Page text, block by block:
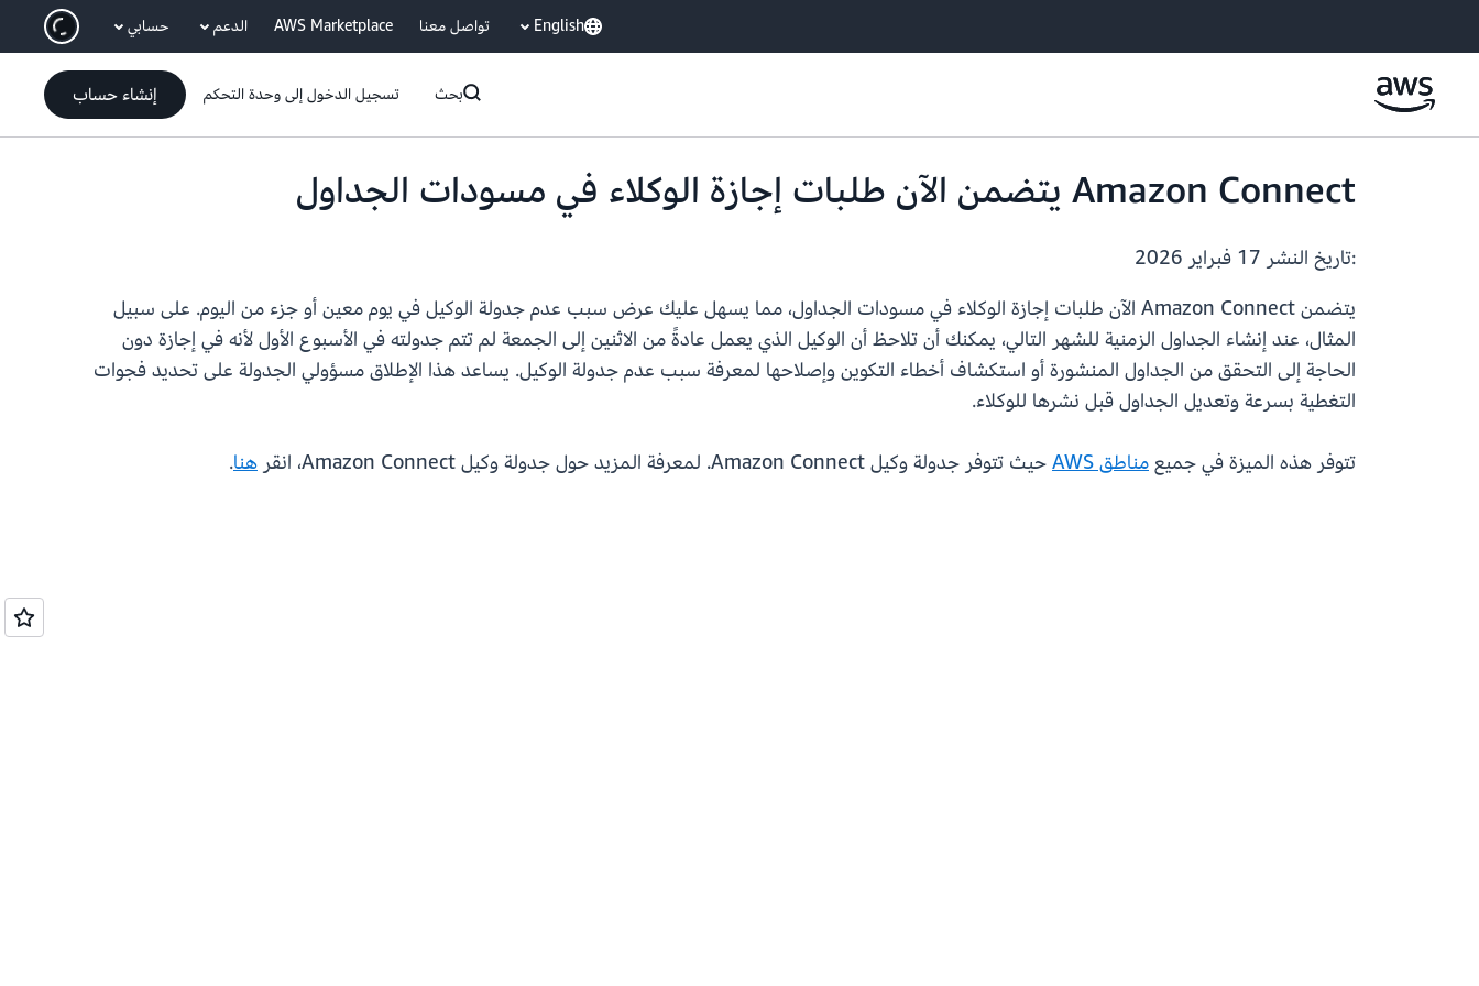
انتقل إلى المحتوى الرئيسي English تواصل معنا AWS Marketplace الدعم حسابي
بحث تسجيل الدخول إلى وحدة التحكم إنشاء حساب
Amazon Connect يتضمن الآن طلبات إجازة الوكلاء في مسودات الجداول
:تاريخ النشر
يتضمن Amazon Connect الآن طلبات إجازة الوكلاء في مسودات الجداول، مما يسهل عليك عرض سبب عدم جدولة الوكيل في يوم معين أو جزء من اليوم. على سبيل
المثال، عند إنشاء الجداول الزمنية للشهر التالي، يمكنك أن تلاحظ أن الوكيل الذي يعمل عادةً من الاثنين إلى الجمعة لم تتم جدولته في الأسبوع الأول لأنه في إجازة دون
الحاجة إلى التحقق من الجداول المنشورة أو استكشاف أخطاء التكوين وإصلاحها لمعرفة سبب عدم جدولة الوكيل. يساعد هذا الإطلاق مسؤولي الجدولة على تحديد فجوات
التغطية بسرعة وتعديل الجداول قبل نشرها للوكلاء.
تتوفر هذه الميزة في جميعمناطق AWS حيث تتوفر جدولة وكيل Amazon Connect. لمعرفة المزيد حول جدولة وكيل Amazon Connect، انقر هنا.